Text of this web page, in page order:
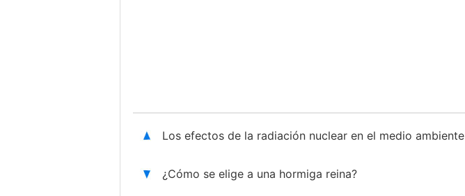
Los efectos de la radiación nuclear en el medio ambiente
¿Cómo se elige a una hormiga reina?